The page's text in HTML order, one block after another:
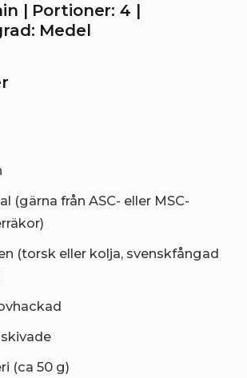
| Portioner: 4 |
Medel
(gärna från ASC- eller MSC-
(torsk eller kolja, svenskfångad
(ca 50 g)